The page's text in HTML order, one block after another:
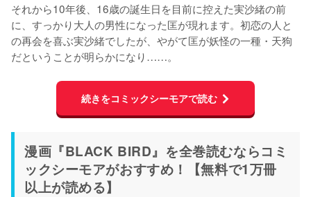
それから10年後、16歳の誕生日を目前に控えた実沙緒の前
に、すっかり大人の男性になった匡が現れます。初恋の人と
の再会を喜ぶ実沙緒でしたが、やがて匡が妖怪の一種・天狗
だということが明らかになり……。
続きをコミックシーモアで読む
漫画『BLACK BIRD』を全巻読むならコミ
ックシーモアがおすすめ！【無料で1万冊
以上が読める】